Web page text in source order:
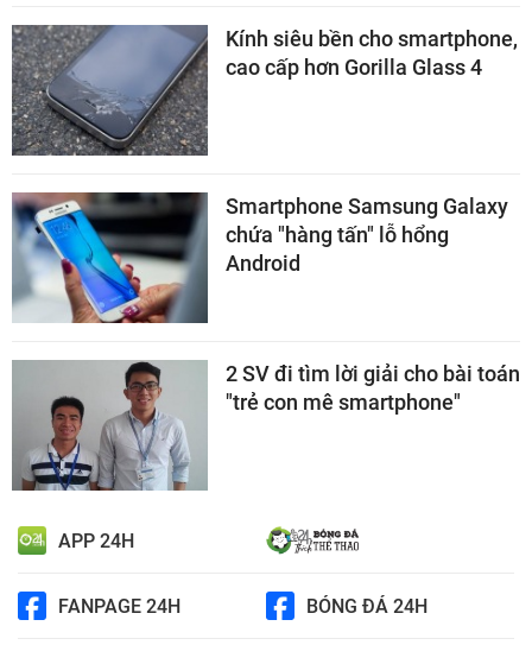
Kính siêu bền cho smartphone,
cao cấp hơn Gorilla Glass 4
Smartphone Samsung Galaxy
chứa "hàng tấn" lỗ hổng
Android
2 SV đi tìm lời giải cho bài toán
"trẻ con mê smartphone"
APP 24H
FANPAGE 24H BÓNG ĐÁ 24H